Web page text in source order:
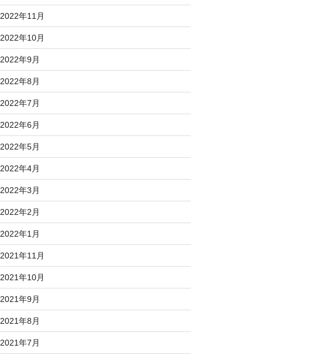
2022年11月
2022年10月
2022年9月
2022年8月
2022年7月
2022年6月
2022年5月
2022年4月
2022年3月
2022年2月
2022年1月
2021年11月
2021年10月
2021年9月
2021年8月
2021年7月